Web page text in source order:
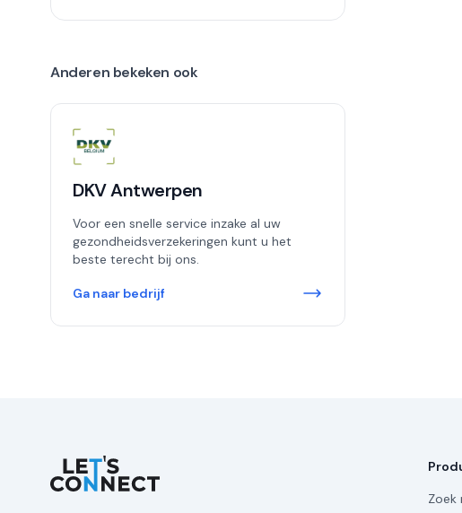
Anderen bekeken ook
DKV Antwerpen
Voor een snelle service inzake al uw
gezondheidsverzekeringen kunt u het
beste terecht bij ons.
Ga naar bedrijf
Let's Connect
Zoek